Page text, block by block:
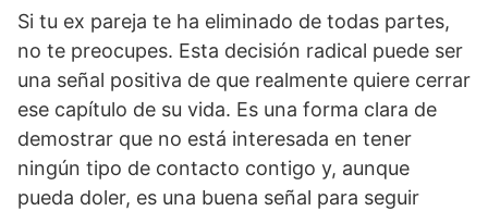
Si tu ex pareja te ha eliminado de todas partes,
no te preocupes. Esta decisión radical puede ser
una señal positiva de que realmente quiere cerrar
ese capítulo de su vida. Es una forma clara de
demostrar que no está interesada en tener
ningún tipo de contacto contigo y, aunque
pueda doler, es una buena señal para seguir